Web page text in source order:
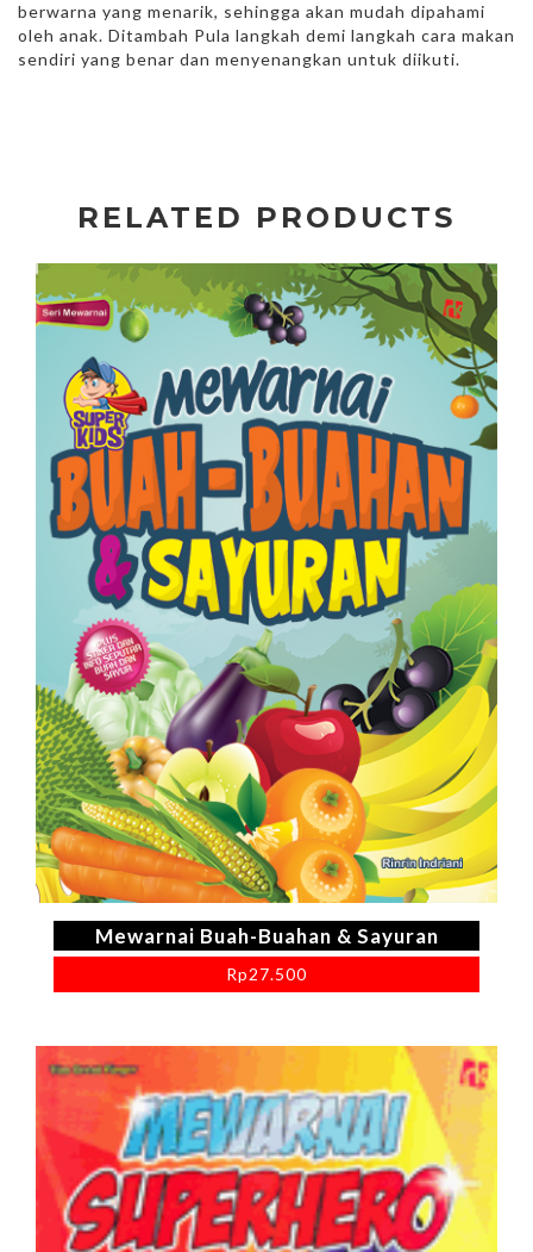
berwarna yang menarik, sehingga akan mudah dipahami
oleh anak. Ditambah Pula langkah demi langkah cara makan
sendiri yang benar dan menyenangkan untuk diikuti.
RELATED PRODUCTS
Mewarnai Buah-Buahan & Sayuran
Rp27.500